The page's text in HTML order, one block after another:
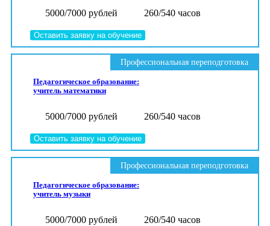
5000/7000 рублей 260/540 часов
Оставить заявку на обучение
Педагогическое образование:
учитель математики
5000/7000 рублей 260/540 часов
Оставить заявку на обучение
Профессиональная переподготовка
Педагогическое образование:
учитель музыки
5000/7000 рублей 260/540 часов
Профессиональная переподготовка